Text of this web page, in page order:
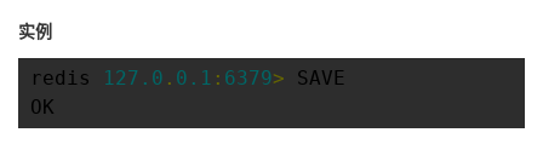
我
的
我
实例
redis 127.0 . 0.1 : 6379> SAVE
OK